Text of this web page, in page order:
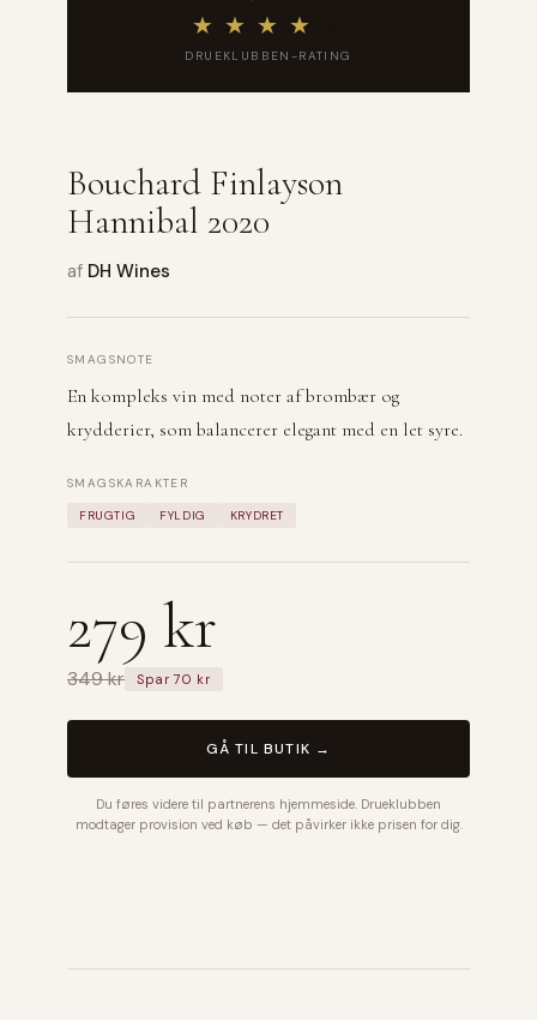
★ ★ ★ ★
DRUEKLUBBEN-RATING
Bouchard Finlayson
Hannibal 2020
af DH Wines
SMAGSNOTE
En kompleks vin med noter af brombær og
krydderier, som balancerer elegant med en let syre.
SMAGSKARAKTER
FRUGTIG FYLDIG KRYDRET
279 kr
349 kr Spar 70 kr
GÅ TIL BUTIK →
Du føres videre til partnerens hjemmeside. Drueklubben
modtager provision ved køb — det påvirker ikke prisen for dig.